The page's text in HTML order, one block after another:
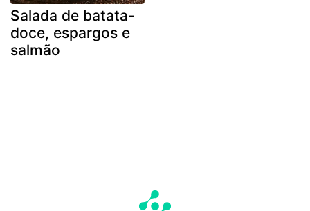
Salada de batata-
doce, espargos e
salmão